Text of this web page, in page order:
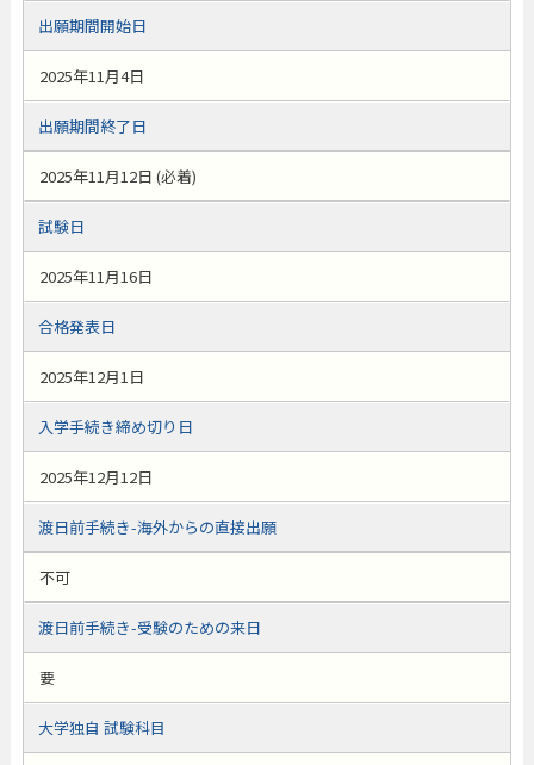
出願期間開始日
2025年11月4日
出願期間終了日
2025年11月12日 (必着)
試験日
2025年11月16日
合格発表日
2025年12月1日
入学手続き締め切り日
2025年12月12日
渡日前手続き-海外からの直接出願
不可
渡日前手続き-受験のための来日
要
大学独自 試験科目